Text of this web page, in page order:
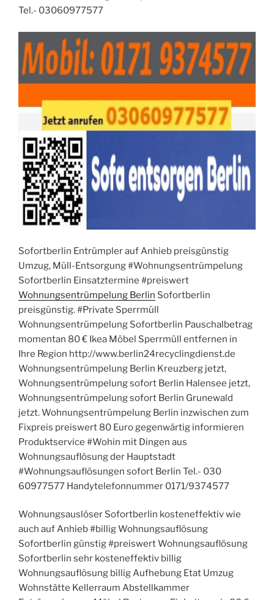
Tel.- 03060977577
Sofortberlin Entrümpler auf Anhieb preisgünstig
Umzug, Müll-Entsorgung #Wohnungsentrümpelung
Sofortberlin Einsatztermine #preiswert
Wohnungsentrümpelung Berlin Sofortberlin
preisgünstig. #Private Sperrmüll
Wohnungsentrümpelung Sofortberlin Pauschalbetrag
momentan 80 € Ikea Möbel Sperrmüll entfernen in
Ihre Region http://www.berlin24recyclingdienst.de
Wohnungsentrümpelung Berlin Kreuzberg jetzt,
Wohnungsentrümpelung sofort Berlin Halensee jetzt,
Wohnungsentrümpelung sofort Berlin Grunewald
jetzt. Wohnungsentrümpelung Berlin inzwischen zum
Fixpreis preiswert 80 Euro gegenwärtig informieren
Produktservice #Wohin mit Dingen aus
Wohnungsauflösung der Hauptstadt
#Wohnungsauflösungen sofort Berlin Tel.- 030
60977577 Handytelefonnummer 0171/9374577
Wohnungsauslöser Sofortberlin kosteneffektiv wie
auch auf Anhieb #billig Wohnungsauflösung
Sofortberlin günstig #preiswert Wohnungsauflösung
Sofortberlin sehr kosteneffektiv billig
Wohnungsauflösung billig Aufhebung Etat Umzug
Wohnstätte Kellerraum Abstellkammer